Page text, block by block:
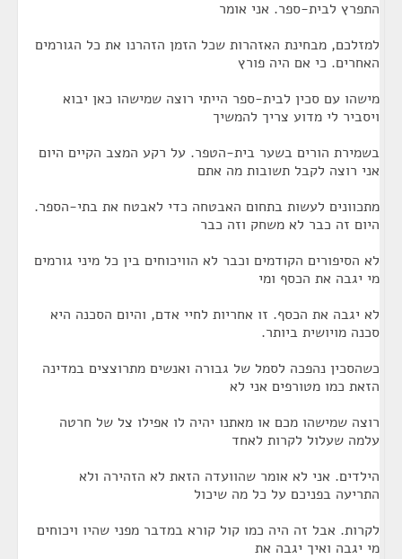
התפרץ לבית-ספר. אני אומר
למזלכם, מבחינת האזהרות שכל הזמן הזהרנו את כל הגורמים
האחרים. כי אם היה פורץ
מישהו עם סכין לבית-ספר הייתי רוצה שמישהו כאן יבוא
ויסביר לי מדוע צריך להמשיך
בשמירת הורים בשער בית-הטפר. על רקע המצב הקיים היום
אני רוצה לקבל תשובות מה אתם
מתכוונים לעשות בתחום האבטחה כדי לאבטח את בתי-הספר.
היום זה כבר לא משחק וזה כבר
לא הסיפורים הקודמים וכבר לא הוויכוחים בין כל מיני גורמים
מי יגבה את הכסף ומי
לא יגבה את הכסף. זו אחריות לחיי אדם, והיום הסכנה היא
סכנה מויושית ביותר.
כשהסכין נהפכה לסמל של גבורה ואנשים מתרוצצים במדינה
הזאת כמו מטורפים אני לא
רוצה שמישהו מכם או מאתנו יהיה לו אפילו צל של חרטה
עלמה שעלול לקרות לאחד
הילדים. אני לא אומר שהוועדה הזאת לא הזהירה ולא
התריעה בפניכם על כל מה שיכול
לקרות. אבל זה היה כמו קול קורא במדבר מפני שהיו ויכוחים
מי יגבה ואיך יגבה את